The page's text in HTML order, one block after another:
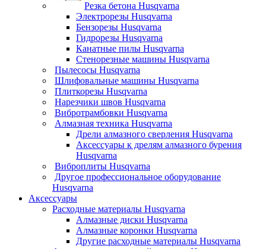
Резка бетона Husqvarna
Электрорезы Husqvarna
Бензорезы Husqvarna
Гидрорезы Husqvarna
Канатные пилы Husqvarna
Стенорезные машины Husqvarna
Пылесосы Husqvarna
Шлифовальные машины Husqvarna
Плиткорезы Husqvarna
Нарезчики швов Husqvarna
Вибротрамбовки Husqvarna
Алмазная техника Husqvarna
Дрели алмазного сверления Husqvarna
Аксессуары к дрелям алмазного бурения
Husqvarna
Виброплиты Husqvarna
Другое профессиональное оборудование
Husqvarna
Аксессуары
Расходные материалы Husqvarna
Алмазные диски Husqvarna
Алмазные коронки Husqvarna
Другие расходные материалы Husqvarna